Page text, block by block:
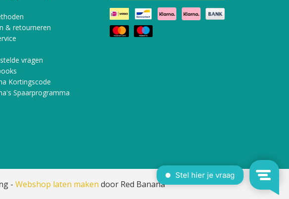
& retourneren
vragen
Kortingscode
Spaarprogramma
- Webshop laten maken door Red Banana